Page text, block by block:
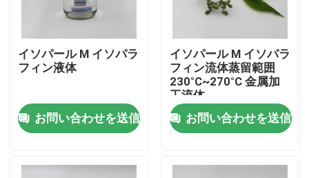
家
イソパール M イソパラ
フィン液体
お問い合わせを送信
イソパール M イソパラ
フィン流体蒸留範囲
230°C~270°C 金属加
工流体
お問い合わせを送信